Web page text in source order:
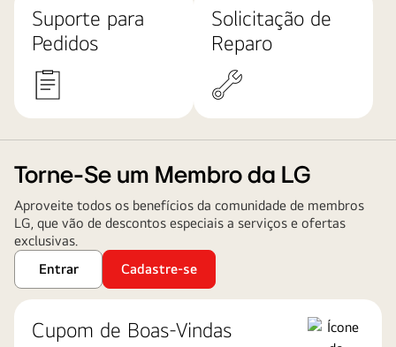
Suporte para
Pedidos
Solicitação de
Reparo
Torne-Se um Membro da LG
Aproveite todos os benefícios da comunidade de membros
LG, que vão de descontos especiais a serviços e ofertas
exclusivas.
Entrar
Cadastre-se
Cupom de Boas-Vindas